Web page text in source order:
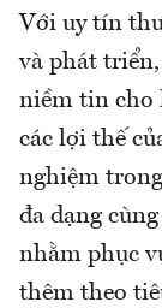
Với uy tín
và phát
niềm tin cho
các lợi thế
nghiệm
đa dạng
nhằm phục
thêm theo